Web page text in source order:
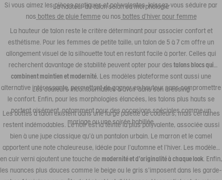
Si vous aimez les pièces pratiques et polyvalentes, laissez-vous séduire par
nos bottes de pluie femmeou nos bottes d’hiver pour femme
La hauteur du talon selon sa morphologie
La hauteur de talon reste le critère déterminant pour associer confort et
esthétisme. Pour les femmes de petite taille, un talon de 5 à 7 cm offre un
allongement visuel de la silhouette tout en restant facile à porter. Celles qui
recherchent davantage de stabilité peuvent opter pour des talons blocs qui
combinent maintien et modernité. Les modèles plateforme sont aussi une
alternative intéressante, permettant de gagner en hauteur sans compromettre
le confort. Enfin, pour les morphologies élancées, les talons plus hauts se
portent aisément, notamment pour des occasions spéciales comme un
mariage ou une soirée habillée.
Les couleurs incontournables à avoir dans son dressing
Les bottes à talon existent dans une large palette de couleurs, mais certaines
restent indémodables. Le noir est la teinte la plus polyvalente, associée aussi
bien à une jupe classique qu’à un pantalon urbain. Le marron et le camel
apportent une note chaleureuse, idéale pour l’automne et l’hiver. Les modèles
en cuir verni ajoutent une touche de modernité et d’originalité à chaque look . Enfin,
les nuances plus douces comme le beige ou le gris s’imposent dans les garde-